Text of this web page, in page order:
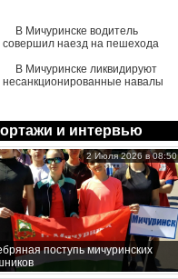
В Мичуринске водитель
совершил наезд на пешехода
В Мичуринске ликвидируют
несанкционированные навалы
и интервью
поступь мичуринских
2 Июля 2026 в 08:50